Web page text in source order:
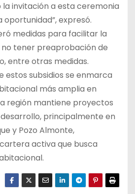
invitación a esta ceremonia
expresó.
medidas para facilitar la
tener preaprobación de
entre otras medidas.
estos subsidios se enmarca
más amplia en
región mantiene proyectos
principalmente en
y Pozo Almonte,
activa que busca